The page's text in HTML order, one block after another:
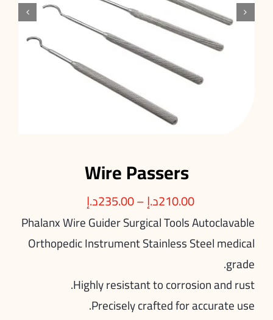
 
Wire Passers
210.00د.إ–
235.00د.إ
Phalanx Wire Guider Surgical Tools Autoclavable
Orthopedic Instrument Stainless Steel medical
grade.
Highly resistant to corrosion and rust.
Precisely crafted for accurate use.